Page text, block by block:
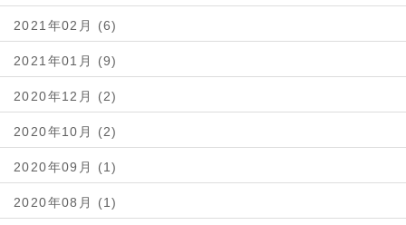
2021年02月 (6)
2021年01月 (9)
2020年12月 (2)
2020年10月 (2)
2020年09月 (1)
2020年08月 (1)